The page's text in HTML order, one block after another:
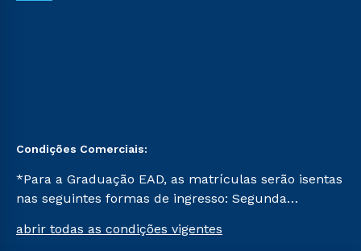
Condições Comerciais:
*Para a Graduação EAD, as matrículas serão isentas
nas seguintes formas de ingresso: Segunda
Já para as demais, a taxa de matrícula será de R$
abrir todas as condições vigentes